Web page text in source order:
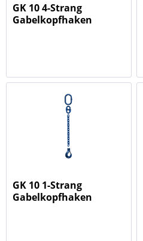
GK 10 4-Strang
Gabelkopfhaken
GK 10 1-Strang
Gabelkopfhaken